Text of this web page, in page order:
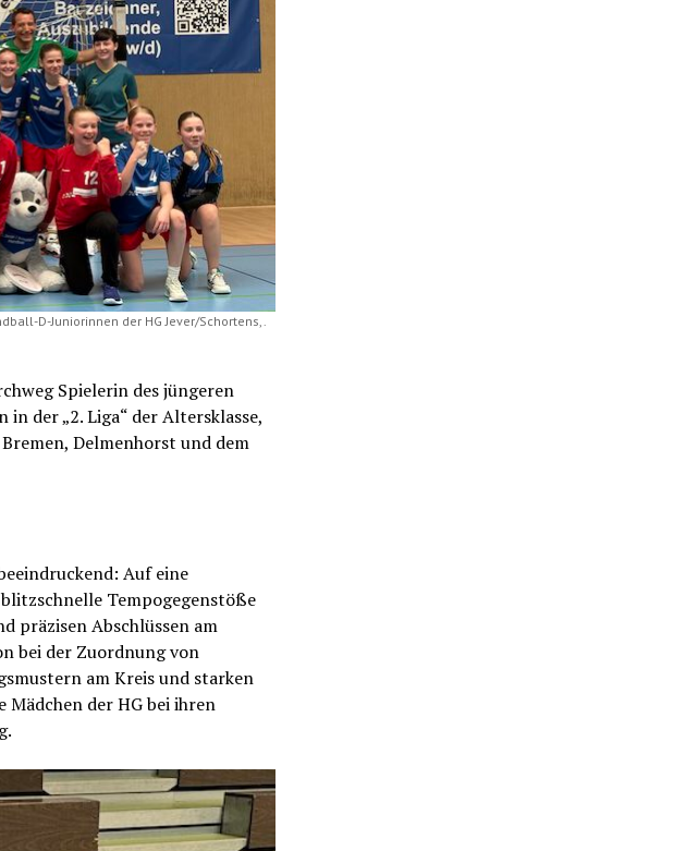
D-Juniorinnen der HG Jever/Schortens,.
Spielerin des jüngeren
der „2. Liga“ der Altersklasse,
Delmenhorst und dem
Auf eine
Tempogegenstöße
präzisen Abschlüssen am
bei der Zuordnung von
am Kreis und starken
Mädchen der HG bei ihren